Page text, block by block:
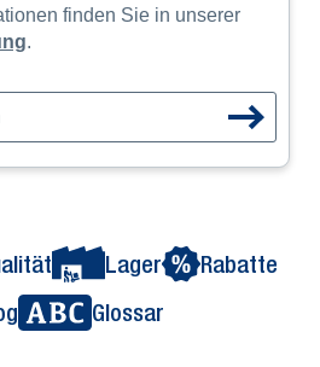
finden Sie in unserer
.
Lager
Rabatte
Glossar